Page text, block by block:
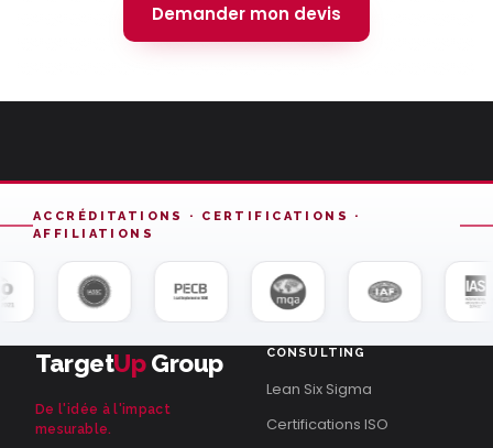
Demander mon devis
ACCRÉDITATIONS · CERTIFICATIONS ·
AFFILIATIONS
TargetUpGroup
De l'idée à l'impact
mesurable.
CONSULTING
Lean Six Sigma
Certifications ISO